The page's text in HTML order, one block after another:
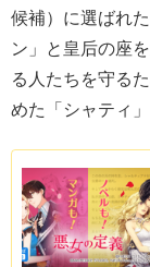
候補）に選ばれ
ン」と皇后の座
る人たちを守る
めた「シャティ